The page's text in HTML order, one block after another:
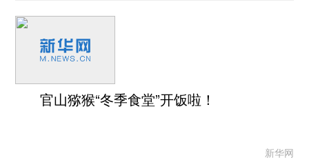
官山猕猴“冬季食堂”开饭啦！
新华网